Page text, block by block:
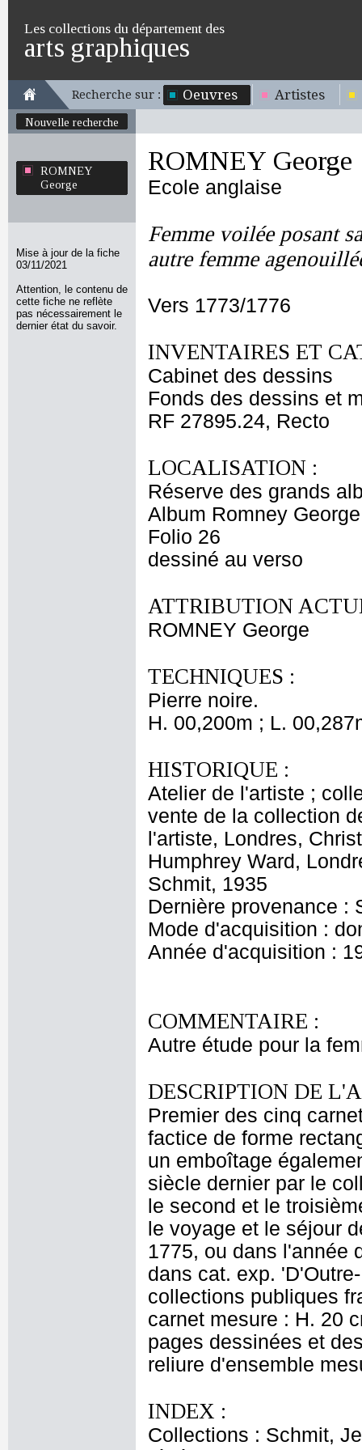
Les collections du département des
arts graphiques
Recherche sur : Oeuvres Artistes
Nouvelle recherche
ROMNEY
George
Mise à jour de la fiche
03/11/2021
Attention, le contenu de
cette fiche ne reflète
pas nécessairement le
dernier état du savoir.
ROMNEY George
Ecole anglaise
Femme voilée posant
autre femme
Vers 1773/1776
INVENTAIRES ET
Cabinet des dessins
Fonds des dessins et
RF 27895.24, Recto
LOCALISATION :
Réserve des grands
Album Romney
Folio 26
dessiné au verso
ATTRIBUTION
ROMNEY George
TECHNIQUES :
Pierre noire.
H. 00,200m ; L.
HISTORIQUE :
Atelier de l'artiste ;
vente de la collection
l'artiste, Londres,
Humphrey Ward,
Schmit, 1935
Dernière provenance :
Mode d'acquisition :
Année d'acquisition :
COMMENTAIRE :
Autre étude pour la
DESCRIPTION DE
Premier des cinq
factice de forme
un emboîtage
siècle dernier par le
le second et le
le voyage et le séjour
1775, ou dans l'année
dans cat. exp.
collections publiques
carnet mesure : H. 20
pages dessinées et
reliure d'ensemble
INDEX :
Collections : Schmit,